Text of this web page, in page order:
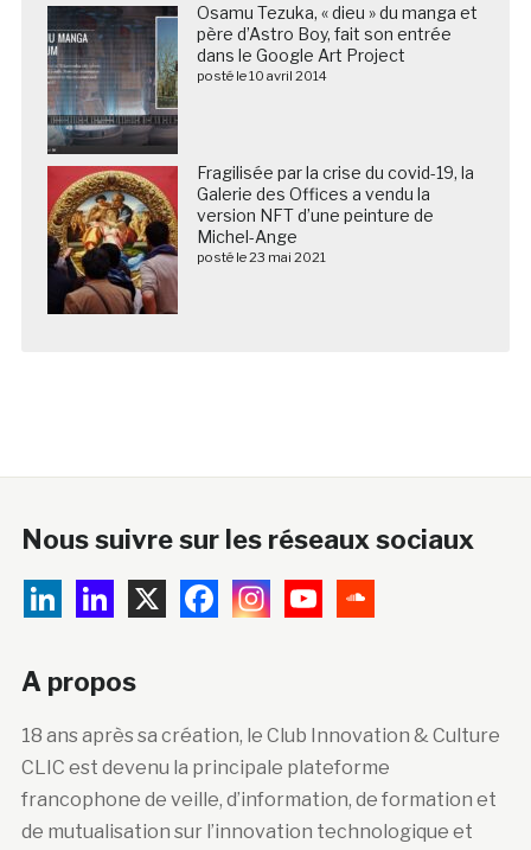
Osamu Tezuka, « dieu » du manga et
père d’Astro Boy, fait son entrée
dans le Google Art Project
posté le 10 avril 2014
Fragilisée par la crise du covid-19, la
Galerie des Offices a vendu la
version NFT d’une peinture de
Michel-Ange
posté le 23 mai 2021
Nous suivre sur les réseaux sociaux
A propos
18 ans après sa création, le Club Innovation & Culture
CLIC est devenu la principale plateforme
francophone de veille, d’information, de formation et
de mutualisation sur l’innovation technologique et